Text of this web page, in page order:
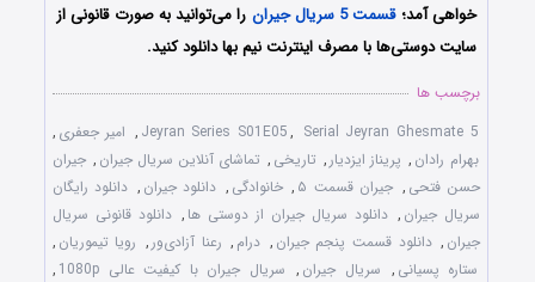
خواهی آمد؛قسمت 5 سریال جیران
را می‌توانید به صورت قانونی از
سایت دوستی‌ها با مصرف اینترنت نیم بها دانلود کنید.
برچسب ها
Jeyran Series S01E05, Serial Jeyran Ghesmate 5
, امیر جعفری ,
بهرام رادان , پریناز ایزدیار , تاریخی , تماشای آنلاین سریال جیران , جیران
حسن فتحی , جیران قسمت ۵ , خانوادگی , دانلود جیران , دانلود رایگان
سریال جیران , دانلود سریال جیران از دوستی ها , دانلود قانونی سریال
جیران , دانلود قسمت پنجم جیران , درام , رعنا آزادی‌ور , رویا تیموریان ,
ستاره پسیانی , سریال جیران , سریال جیران با کیفیت عالی 1080p
,